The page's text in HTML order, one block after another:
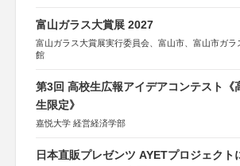
協力：読売新聞社
後援：厚生労働省
文部科学省
奈良県
「“よい仕事おこし”フェア」実行委員会
関西文化学術研究都市推進機構
東京難病団体連絡協議会
富山ガラス大賞展 2027
富山ガラス大賞展実行委員会、富山市、富山市ガラ
館
第3回 高校生広報アイデアコンテスト《
生限定》
嘉悦大学 経営経済学部
日本直販プレゼンツ AYETプロジェクト